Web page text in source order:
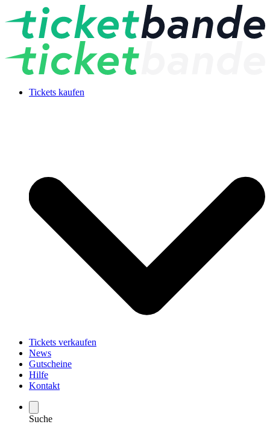
Tickets kaufen
Tickets verkaufen
News
Gutscheine
Hilfe
Kontakt
Suche